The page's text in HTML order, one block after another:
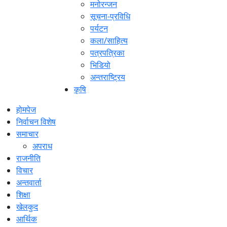
मनोरन्जन
सूचना-प्रविधि
पर्यटन
कला/साहित्य
पत्रपत्रिका
भिडियो
अन्तराष्ट्रिय
कृषि
होमपेज
निर्वाचन विशेष
समाचार
अपराध
राजनीति
विचार
अन्तवार्ता
शिक्षा
खेलकुद
आर्थिक